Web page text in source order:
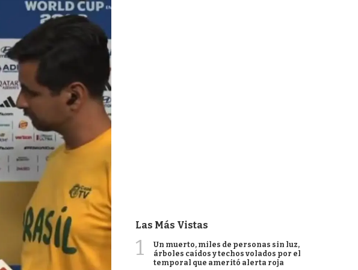
Las Más Vistas
1
Un muerto, miles de personas sin luz,
árboles caídos y techos volados por el
temporal que ameritó alerta roja